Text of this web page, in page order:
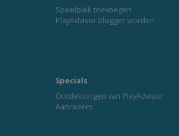
Speelplek toevoegen
PlayAdvisor blogger worden
Specials
Ontdekkingen van PlayAdvisor
Aanraders